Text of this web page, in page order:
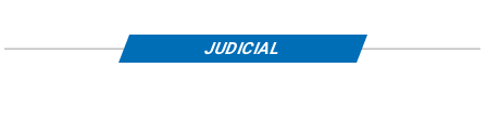
JUDICIAL